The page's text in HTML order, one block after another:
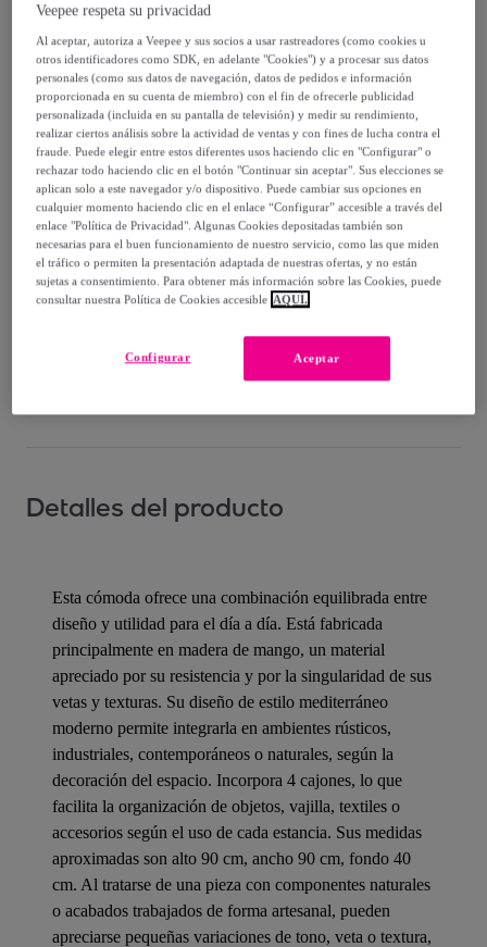
1337
-50%
Vendido porGiner & Colomer
Entrega
Envío gratis
14/09
Detalles del producto
Esta cómoda ofrece una combinación equilibrada entre
diseño y utilidad para el día a día. Está fabricada
principalmente en madera de mango, un material
apreciado por su resistencia y por la singularidad de sus
vetas y texturas. Su diseño de estilo mediterráneo
moderno permite integrarla en ambientes rústicos,
industriales, contemporáneos o naturales, según la
decoración del espacio. Incorpora 4 cajones, lo que
facilita la organización de objetos, vajilla, textiles o
accesorios según el uso de cada estancia. Sus medidas
aproximadas son alto 90 cm, ancho 90 cm, fondo 40
cm. Al tratarse de una pieza con componentes naturales
o acabados trabajados de forma artesanal, pueden
apreciarse pequeñas variaciones de tono, veta o textura,
Veepee respeta su privacidad
Al aceptar, autoriza a Veepee y sus socios a usar rastreadores (como cookies u
otros identificadores como SDK, en adelante "Cookies") y a procesar sus datos
personales (como sus datos de navegación, datos de pedidos e información
proporcionada en su cuenta de miembro) con el fin de ofrecerle publicidad
personalizada (incluida en su pantalla de televisión) y medir su rendimiento,
realizar ciertos análisis sobre la actividad de ventas y con fines de lucha contra el
fraude. Puede elegir entre estos diferentes usos haciendo clic en "Configurar" o
rechazar todo haciendo clic en el botón "Continuar sin aceptar". Sus elecciones se
aplican solo a este navegador y/o dispositivo. Puede cambiar sus opciones en
cualquier momento haciendo clic en el enlace “Configurar” accesible a través del
enlace "Política de Privacidad". Algunas Cookies depositadas también son
necesarias para el buen funcionamiento de nuestro servicio, como las que miden
el tráfico o permiten la presentación adaptada de nuestras ofertas, y no están
sujetas a consentimiento. Para obtener más información sobre las Cookies, puede
consultar nuestra Política de Cookies accesible AQUÍ.
Aceptar
Configurar